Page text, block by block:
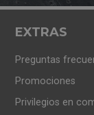
EXTRAS
Preguntas
Promociones
Privilegios en